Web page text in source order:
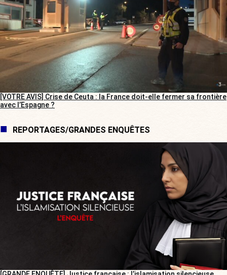
[VOTRE AVIS] Crise de Ceuta : la France doit-elle fermer sa frontière
avec l’Espagne ?
REPORTAGES/GRANDES ENQUÊTES